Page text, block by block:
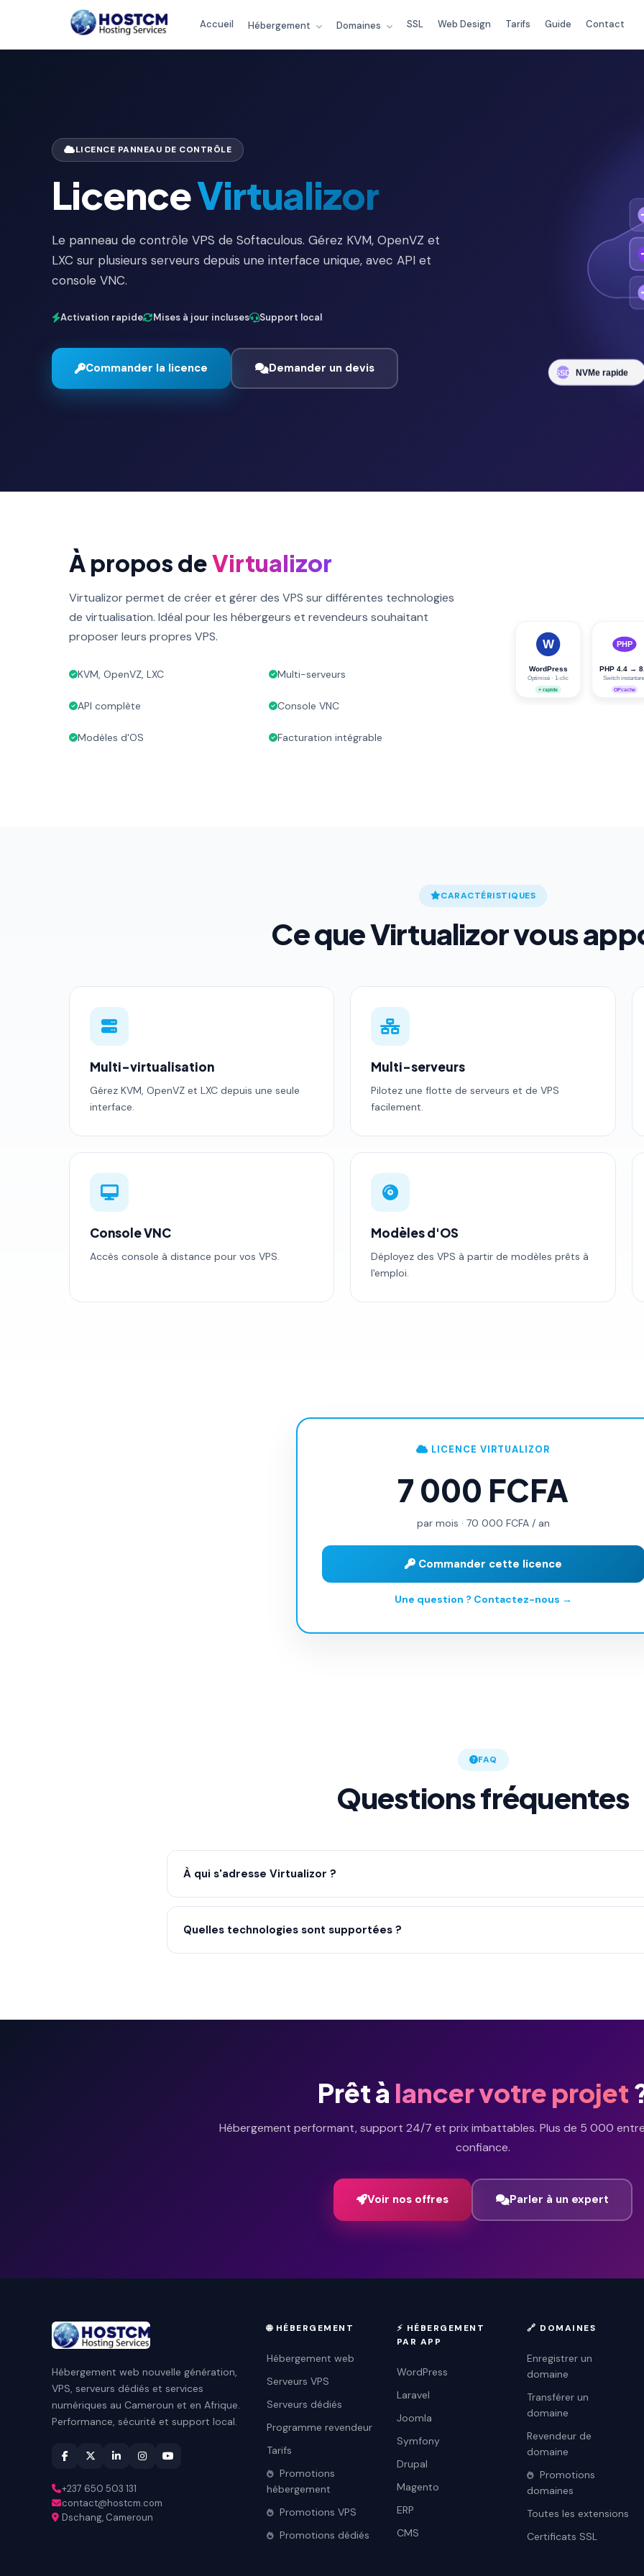
Accueil Hébergement Domaines SSL Web Design Tarifs Guide Contact
LICENCE PANNEAU DE CONTRÔLE
LicenceVirtualizor
Le panneau de contrôle VPS de Softaculous. Gérez KVM, OpenVZ et
LXC sur plusieurs serveurs depuis une interface unique, avec API et
console VNC.
Activation rapide Mises à jour incluses Support local
Commander la licence Demander un devis
À propos deVirtualizor
Virtualizor permet de créer et gérer des VPS sur différentes technologies
de virtualisation. Idéal pour les hébergeurs et revendeurs souhaitant
proposer leurs propres VPS.
KVM, OpenVZ, LXC Multi-serveurs
API complète Console VNC
Modèles d'OS Facturation intégrable
CARACTÉRISTIQUES
Ce que Virtualizor vous
Multi-virtualisation
Gérez KVM, OpenVZ et LXC depuis une seule
interface.
Multi-serveurs
Pilotez une flotte de serveurs et de VPS
facilement.
Console VNC
Accès console à distance pour vos VPS.
Modèles d'OS
Déployez des VPS à partir de modèles prêts à
l'emploi.
LICENCE VIRTUALIZOR
7 000 FCFA
par mois · 70 000 FCFA / an
Commander cette licence
Une question ? Contactez-nous →
FAQ
Questions fréquentes
À qui s'adresse Virtualizor ?
Aux hébergeurs et revendeurs qui veulent proposer leurs propres VPS, avec une gestion
Quelles technologies sont supportées ?
Prêt à lancer votre projet
Hébergement performant, support 24/7 et prix imbattables. Plus de 5 000
confiance.
Voir nos offres Parler à un expert
Hébergement web nouvelle génération,
VPS, serveurs dédiés et services
numériques au Cameroun et en Afrique.
Performance, sécurité et support local.
+237 650 503 131
contact@hostcm.com
Dschang, Cameroun
🌐 HÉBERGEMENT
Hébergement web
Serveurs VPS
Serveurs dédiés
Programme revendeur
Tarifs
Promotions
hébergement
Promotions VPS
Promotions dédiés
⚡ HÉBERGEMENT
PAR APP
WordPress
Laravel
Joomla
Symfony
Drupal
Magento
ERP
CMS
🔗 DOMAINES
Enregistrer un
domaine
Transférer un
domaine
Revendeur de
domaine
Promotions
domaines
Toutes les extensions
Certificats SSL